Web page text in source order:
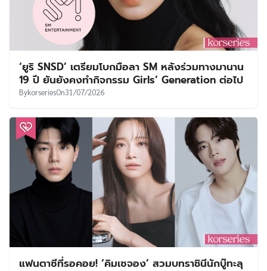
‘ยูริ SNSD’ เตรียมโบกมือลา SM หลังร่วมทางมานาน
19 ปี ยันยังคงทำกิจกรรม Girls’ Generation ต่อไป
BykorseriesOn31/07/2026
แฟนตาซีที่รอคอย! ‘คิมเซจอง’ สวมบทราชินีนักบู๊ทะลุ